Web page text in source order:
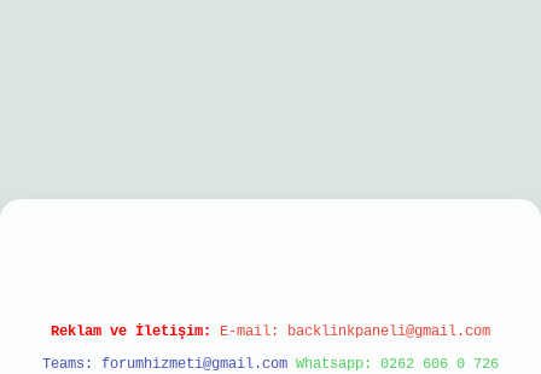
giriş
Reklam ve İletişim: E-mail: backlinkpaneli@gmail.com
Teams: forumhizmeti@gmail.com Whatsapp: 0262 606 0 726